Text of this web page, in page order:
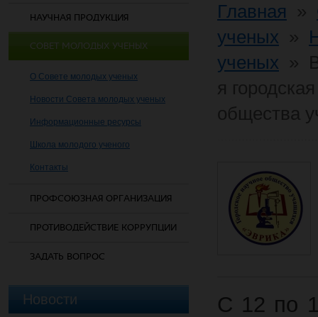
НАУЧНАЯ ПРОДУКЦИЯ
СОВЕТ МОЛОДЫХ УЧЕНЫХ
О Совете молодых ученых
Новости Совета молодых ученых
Информационные ресурсы
Школа молодого ученого
Контакты
ПРОФСОЮЗНАЯ ОРГАНИЗАЦИЯ
ПРОТИВОДЕЙСТВИЕ КОРРУПЦИИ
ЗАДАТЬ ВОПРОС
Новости
Главная
ученых
ученых
С 12 по